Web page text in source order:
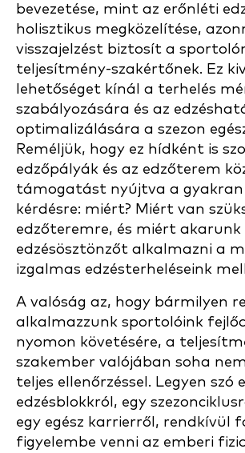
bevezetése, mint az erőnléti
holisztikus megközelítése,
visszajelzést biztosít a
teljesítmény-szakértőnek. Ez
lehetőséget kínál a terhelés
szabályozására és az
optimalizálására a szezon
Reméljük, hogy ez hídként is
edzőpályák és az edzőterem
támogatást nyújtva a
kérdésre: miért? Miért van
edzőteremre, és miért
edzésösztönzőt alkalmazni a
izgalmas edzésterheléseink
A valóság az, hogy bármilyen
alkalmazzunk sportolóink
nyomon követésére, a
szakember valójában soha
teljes ellenőrzéssel. Legyen szó
edzésblokkról, egy
egy egész karrierről, rendkívül
figyelembe venni az emberi